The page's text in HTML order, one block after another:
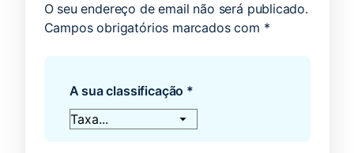
O seu endereço de email não será publicado.
Campos obrigatórios marcados com *
A sua classificação *